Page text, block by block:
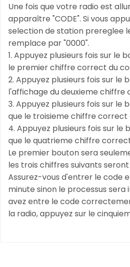
Une fois que votre radio est
apparaître "CODE". Si vous
selection de station prereglee
remplace par "0000".
1. Appuyez plusieurs fois sur le
le premier chiffre correct du
2. Appuyez plusieurs fois sur le
l'affichage du deuxieme
3. Appuyez plusieurs fois sur le
que le troisieme chiffre
4. Appuyez plusieurs fois sur le
que le quatrieme chiffre
Le premier bouton sera
les trois chiffres suivants seront
Assurez-vous d'entrer le code
minute sinon le processus sera
avez entre le code
la radio, appuyez sur le